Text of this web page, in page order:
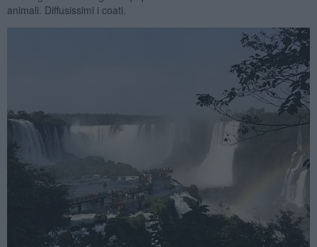
animali. Diffusissimi i coati.